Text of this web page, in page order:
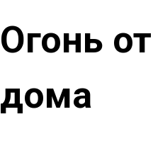
Огонь
дома